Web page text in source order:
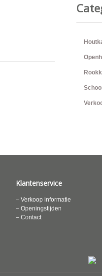
Klantenservice
– Verkoop informatie
– Openingstijden
– Contact